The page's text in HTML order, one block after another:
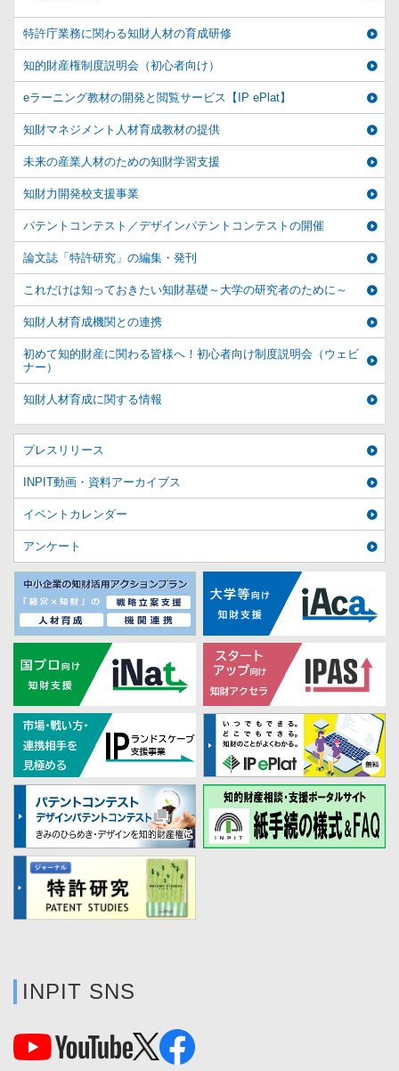
特許庁業務に関わる知財人材の育成研修
知的財産権制度説明会（初心者向け）
eラーニング教材の開発と閲覧サービス【IP ePlat】
知財マネジメント人材育成教材の提供
未来の産業人材のための知財学習支援
知財力開発校支援事業
パテントコンテスト／デザインパテントコンテストの開催
論文誌「特許研究」の編集・発刊
これだけは知っておきたい知財基礎～大学の研究者のために～
知財人材育成機関との連携
初めて知的財産に関わる皆様へ！初心者向け制度説明会（ウェビ
ナー）
知財人材育成に関する情報
プレスリリース
INPIT動画・資料アーカイブス
イベントカレンダー
アンケート
INPIT SNS